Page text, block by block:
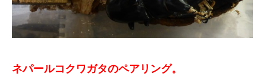
ネパールコクワガタのペアリング。